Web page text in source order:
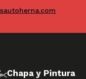
Chapa y Pintura